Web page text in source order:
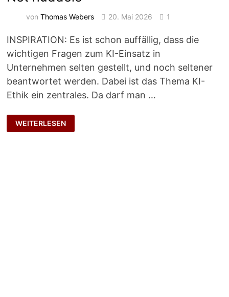
vonThomas Webers 20. Mai 2026 1
INSPIRATION: Es ist schon auffällig, dass die
wichtigen Fragen zum KI-Einsatz in
Unternehmen selten gestellt, und noch seltener
beantwortet werden. Dabei ist das Thema KI-
Ethik ein zentrales. Da darf man …
NET
HUDDELE
WEITERLESEN